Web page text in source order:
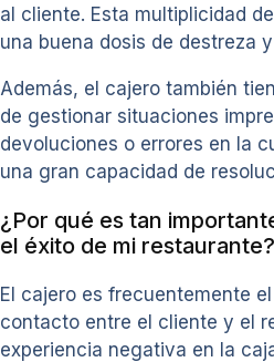
al cliente. Esta multiplicidad
una buena dosis de destreza
Además, el cajero también
de gestionar situaciones
devoluciones o errores en la
una gran capacidad de
¿Por qué es tan
el éxito de mi restaurante?
El cajero es frecuentemente
contacto entre el cliente y el
experiencia negativa en la